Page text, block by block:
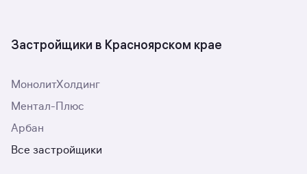
Застройщики в Красноярском крае
МонолитХолдинг
Ментал-Плюс
Арбан
Все застройщики